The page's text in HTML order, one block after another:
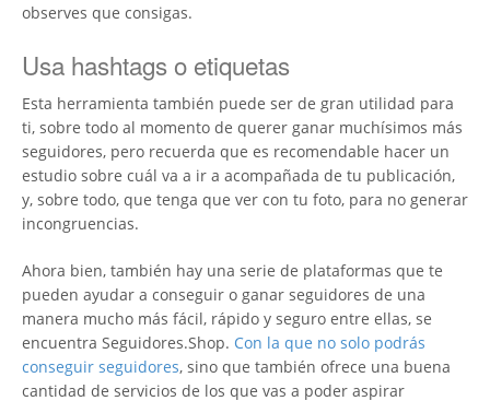
observes que consigas.
Usa hashtags o etiquetas
Esta herramienta también puede ser de gran utilidad para
ti, sobre todo al momento de querer ganar muchísimos más
seguidores, pero recuerda que es recomendable hacer un
estudio sobre cuál va a ir a acompañada de tu publicación,
y, sobre todo, que tenga que ver con tu foto, para no generar
incongruencias.
Ahora bien, también hay una serie de plataformas que te
pueden ayudar a conseguir o ganar seguidores de una
manera mucho más fácil, rápido y seguro entre ellas, se
encuentra Seguidores.Shop. Con la que no solo podrás
conseguir seguidores, sino que también ofrece una buena
cantidad de servicios de los que vas a poder aspirar